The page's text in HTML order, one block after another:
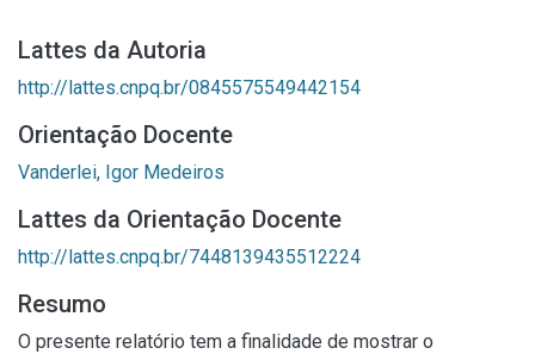
Lattes da Autoria
http://lattes.cnpq.br/0845575549442154
Orientação Docente
Vanderlei, Igor Medeiros
Lattes da Orientação Docente
http://lattes.cnpq.br/7448139435512224
Resumo
O presente relatório tem a finalidade de mostrar o